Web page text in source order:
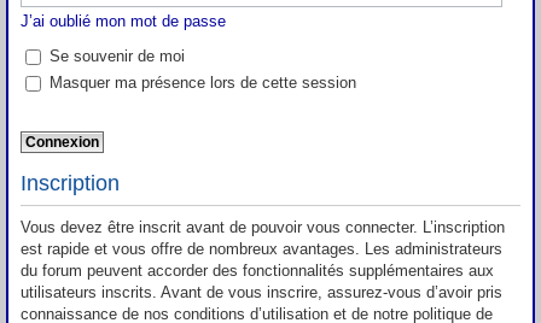
J’ai oublié mon mot de passe
Se souvenir de moi
Masquer ma présence lors de cette session
Inscription
Vous devez être inscrit avant de pouvoir vous connecter. L’inscription
est rapide et vous offre de nombreux avantages. Les administrateurs
du forum peuvent accorder des fonctionnalités supplémentaires aux
utilisateurs inscrits. Avant de vous inscrire, assurez-vous d’avoir pris
connaissance de nos conditions d’utilisation et de notre politique de